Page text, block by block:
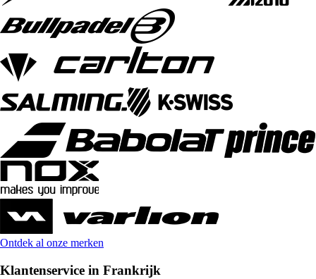
Ontdek al onze merken
Klantenservice in Frankrijk